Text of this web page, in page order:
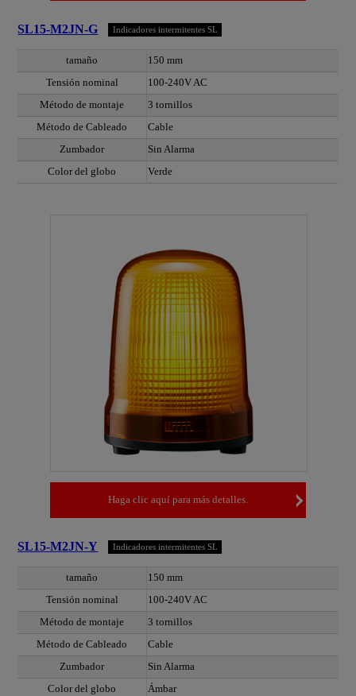
SL15-M2JN-G Indicadores intermitentes SL
tamaño
150 mm
Tensión nominal
100-240V AC
Método de montaje
3 tornillos
Método de Cableado
Cable
Zumbador
Sin Alarma
Color del globo
Verde
Haga clic aquí para más detalles.
SL15-M2JN-Y Indicadores intermitentes SL
tamaño
150 mm
Tensión nominal
100-240V AC
Método de montaje
3 tornillos
Método de Cableado
Cable
Zumbador
Sin Alarma
Color del globo
Ámbar